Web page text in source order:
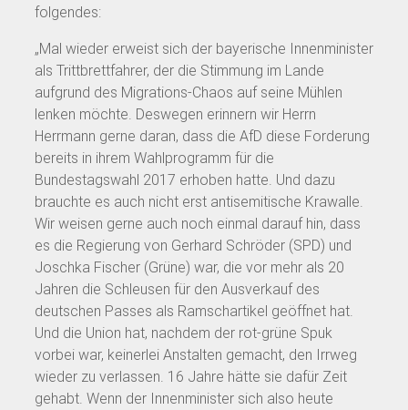
folgendes:
„Mal wieder erweist sich der bayerische Innenminister
als Trittbrettfahrer, der die Stimmung im Lande
aufgrund des Migrations-Chaos auf seine Mühlen
lenken möchte. Deswegen erinnern wir Herrn
Herrmann gerne daran, dass die AfD diese Forderung
bereits in ihrem Wahlprogramm für die
Bundestagswahl 2017 erhoben hatte. Und dazu
brauchte es auch nicht erst antisemitische Krawalle.
Wir weisen gerne auch noch einmal darauf hin, dass
es die Regierung von Gerhard Schröder (SPD) und
Joschka Fischer (Grüne) war, die vor mehr als 20
Jahren die Schleusen für den Ausverkauf des
deutschen Passes als Ramschartikel geöffnet hat.
Und die Union hat, nachdem der rot-grüne Spuk
vorbei war, keinerlei Anstalten gemacht, den Irrweg
wieder zu verlassen. 16 Jahre hätte sie dafür Zeit
gehabt. Wenn der Innenminister sich also heute